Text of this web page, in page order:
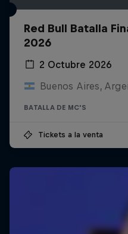
Red Bull Batalla
2026
2 Octubre 2026
Buenos Aires,
BATALLA DE MC'S
Tickets a la venta